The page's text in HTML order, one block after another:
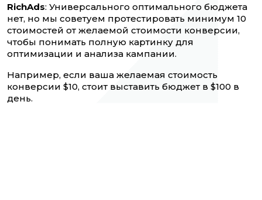
RichAds: Универсального оптимального бюджета
нет, но мы советуем протестировать минимум 10
стоимостей от желаемой стоимости конверсии,
чтобы понимать полную картинку для
оптимизации и анализа кампании.
Например, если ваша желаемая стоимость
конверсии $10, стоит выставить бюджет в $100 в
день.